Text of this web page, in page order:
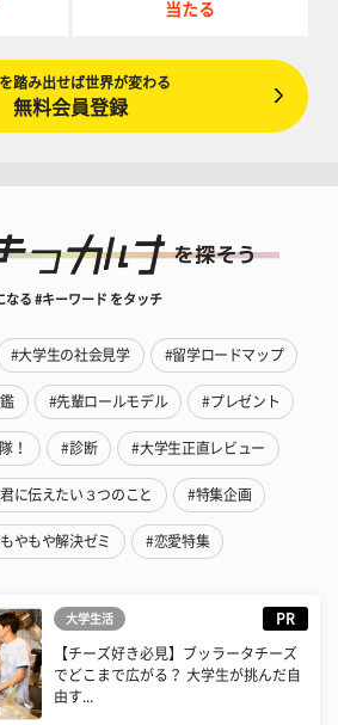
当たる
踏み出せば世界が変わる
無料会員登録
なる #キーワード をタッチ
#大学生の社会見学 #留学ロードマップ
#先輩ロールモデル #プレゼント
！ #診断 #大学生正直レビュー
に伝えたい３つのこと #特集企画
やもや解決ゼミ #恋愛特集
大学生活 PR
【チーズ好き必見】ブッラータチーズ
でどこまで広がる？ 大学生が挑んだ自
由す...